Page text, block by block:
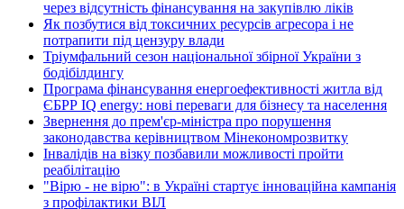
через відсутність фінансування на закупівлю ліків
Як позбутися від токсичних ресурсів агресора і не
потрапити під цензуру влади
Тріумфальний сезон національної збірної України з
бодібілдингу
Програма фінансування енергоефективності житла від
ЄБРР IQ energy: нові переваги для бізнесу та населення
Звернення до прем'єр-міністра про порушення
законодавства керівництвом Мінекономрозвитку
Інвалідів на візку позбавили можливості пройти
реабілітацію
"Вірю - не вірю": в Україні стартує інноваційна кампанія
з профілактики ВІЛ